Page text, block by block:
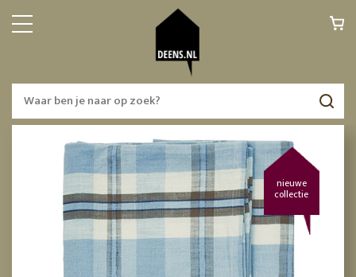
nieuwe
collectie